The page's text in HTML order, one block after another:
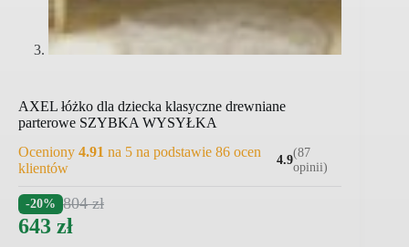
AXEL łóżko dla dziecka klasyczne drewniane
parterowe SZYBKA WYSYŁKA
Oceniony 4.91 na 5 na podstawie 86 ocen
klientów
4.9
(87
opinii)
-20% 804zł
643 zł